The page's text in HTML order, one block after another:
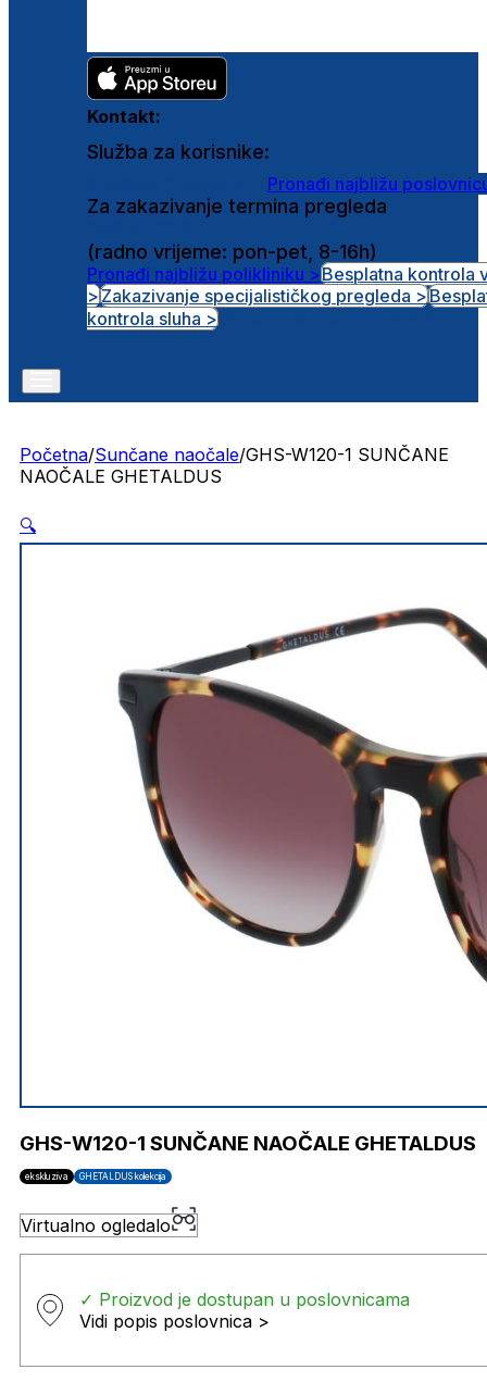
Kontakt:
Služba za korisnike:
Pronađi najbližu
Za zakazivanje termina pregleda
(radno vrijeme: pon-pet, 8-16h)
Pronađi najbližu polikliniku >Besplatna kontrola
>Zakazivanje specijalističkog pregleda >
kontrola sluha >
Početna/Sunčane naočale/GHS-W120-1 SUNČANE
NAOČALE GHETALDUS
🔍
GHS-W120-1 SUNČANE NAOČALE GHETALDUS
ekskluziva GHETALDUS kolekcija
Virtualno ogledalo
✓ Proizvod je dostupan u poslovnicama
Vidi popis poslovnica >